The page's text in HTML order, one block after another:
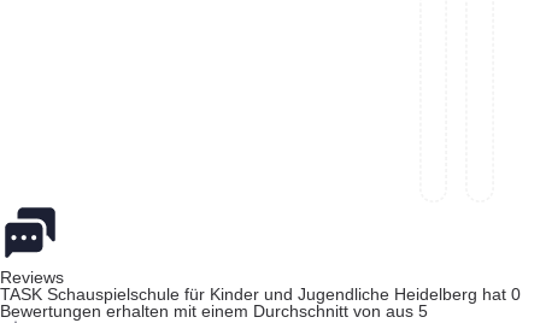
Reviews
TASK Schauspielschule für Kinder und Jugendliche Heidelberg hat 0
Bewertungen erhalten mit einem Durchschnitt von aus 5